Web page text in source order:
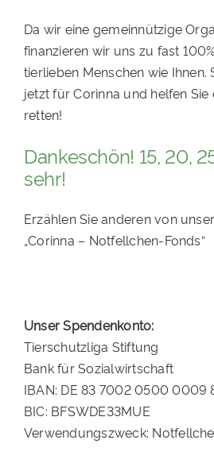
Da wir eine gemeinnützige
finanzieren wir uns zu fast
tierlieben Menschen wie Ihnen.
jetzt für Corinna und helfen
retten!
Dankeschön! 15, 20,
sehr!
Erzählen Sie anderen von
„Corinna – Notfellchen-Fonds“
Unser Spendenkonto:
Tierschutzliga Stiftung
Bank für Sozialwirtschaft
IBAN: DE 83 7002 0500 0009
BIC: BFSWDE33MUE
Verwendungszweck: